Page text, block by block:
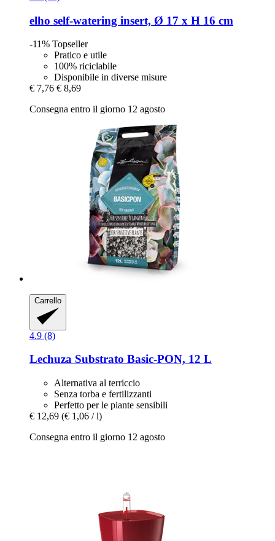
elho self-​watering insert, Ø 17 x H 16 cm
-11% Topseller
Pratico e utile
100% riciclabile
Disponibile in diverse misure
€ 7,76 € 8,69
Consegna entro il giorno 12 agosto
Carrello
4.9 (8)
Lechuza Substrato Basic-​PON, 12 L
Alternativa al terriccio
Senza torba e fertilizzanti
Perfetto per le piante sensibili
€ 12,69 (€ 1,06 / l)
Consegna entro il giorno 12 agosto